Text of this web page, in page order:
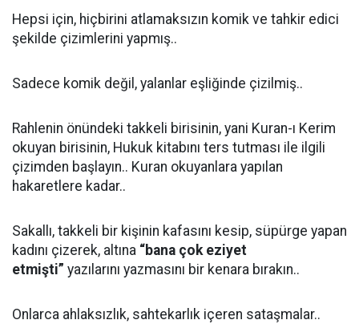
Hepsi için, hiçbirini atlamaksızın komik ve tahkir edici
şekilde çizimlerini yapmış..
Sadece komik değil, yalanlar eşliğinde çizilmiş..
Rahlenin önündeki takkeli birisinin, yani Kuran-ı Kerim
okuyan birisinin, Hukuk kitabını ters tutması ile ilgili
çizimden başlayın.. Kuran okuyanlara yapılan
hakaretlere kadar..
Sakallı, takkeli bir kişinin kafasını kesip, süpürge yapan
kadını çizerek, altına “bana çok eziyet
etmişti” yazılarını yazmasını bir kenara bırakın..
Onlarca ahlaksızlık, sahtekarlık içeren sataşmalar..